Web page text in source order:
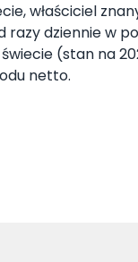
właściciel
dziennie w
(stan na
netto.